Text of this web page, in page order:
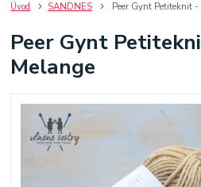
Úvod SANDNES Peer Gynt Petiteknit
Peer Gynt
Melange